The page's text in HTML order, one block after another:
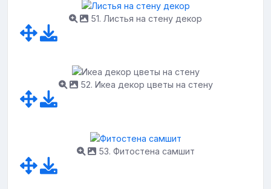
51. Листья на стену декор
52. Икеа декор цветы на стену
53. Фитостена самшит